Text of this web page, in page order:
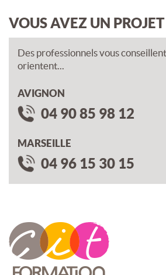
VOUS AVEZ UN PROJET
Des professionnels vous
orientent...
AVIGNON
04 90 85 98 12
MARSEILLE
04 96 15 30 15